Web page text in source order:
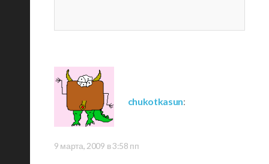
chukotkasun:
9 марта, 2009 в 3:58 пп